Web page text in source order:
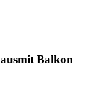
mit Balkon